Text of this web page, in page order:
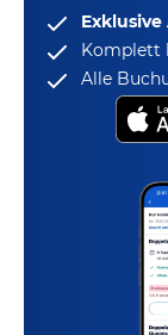
Komplett
Alle